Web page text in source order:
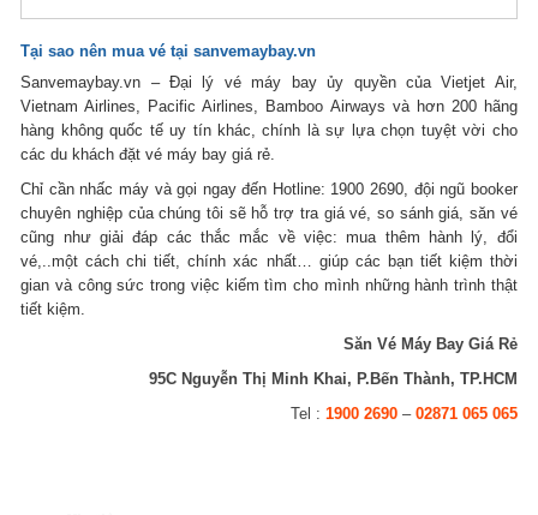
Tại sao nên mua vé tại sanvemaybay.vn
Sanvemaybay.vn – Đại lý vé máy bay ủy quyền của Vietjet Air,
Vietnam Airlines, Pacific Airlines, Bamboo Airways và hơn 200 hãng
hàng không quốc tế uy tín khác, chính là sự lựa chọn tuyệt vời cho
các du khách đặt vé máy bay giá rẻ.
Chỉ cần nhấc máy và gọi ngay đến Hotline: 1900 2690, đội ngũ booker
chuyên nghiệp của chúng tôi sẽ hỗ trợ tra giá vé, so sánh giá, săn vé
cũng như giải đáp các thắc mắc về việc: mua thêm hành lý, đổi
vé,..một cách chi tiết, chính xác nhất… giúp các bạn tiết kiệm thời
gian và công sức trong việc kiếm tìm cho mình những hành trình thật
tiết kiệm.
Săn Vé Máy Bay Giá Rẻ
95C Nguyễn Thị Minh Khai, P.Bến Thành, TP.HCM
Tel : 1900 2690– 02871 065 065